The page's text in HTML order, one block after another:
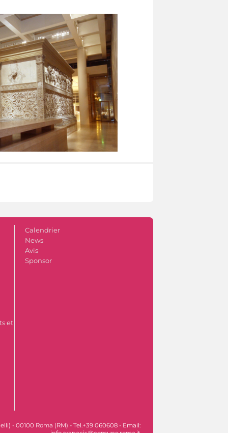
et
Calendrier
News
Avis
Sponsor
- 00100 Roma (RM) - Tel.+39 060608 - Email: